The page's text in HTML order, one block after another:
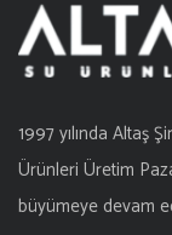
1997 yılında Altaş
Ürünleri Üretim
büyümeye devam